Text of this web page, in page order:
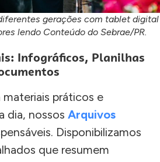
gerações com tablet digital
lendo Conteúdo do Sebrae/PR.
Infográficos, Planilhas
materiais práticos e
dia, nossos Arquivos
Disponibilizamos
que resumem